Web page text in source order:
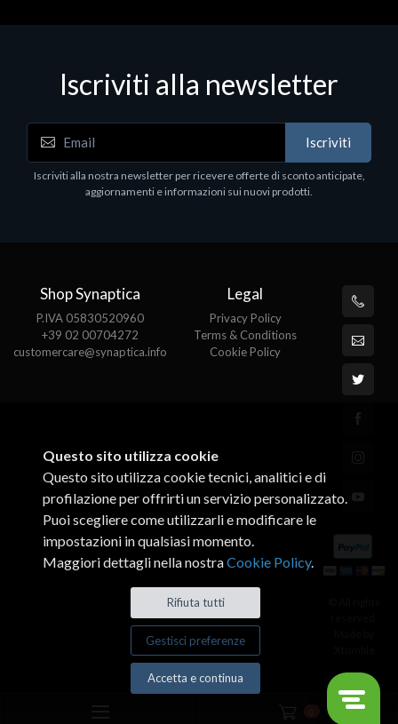
Iscriviti alla newsletter
Iscriviti
Iscriviti alla nostra newsletter per ricevere offerte di sconto anticipate,
aggiornamenti e informazioni sui nuovi prodotti.
Shop Synaptica
P.IVA 05830520960
+39 02 00704272
customercare@synaptica.info
Legal
Privacy Policy
Terms & Conditions
Cookie Policy
Questo sito utilizza cookie
Questo sito utilizza cookie tecnici, analitici e di
profilazione per offrirti un servizio personalizzato.
Puoi scegliere come utilizzarli e modificare le
impostazioni in qualsiasi momento.
Maggiori dettagli nella nostraCookie Policy.
Rifiuta tutti
Gestisci preferenze
Accetta e continua